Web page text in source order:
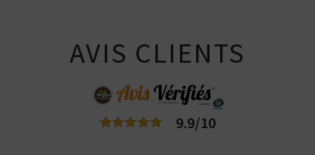
AVIS CLIENTS
9.9/10